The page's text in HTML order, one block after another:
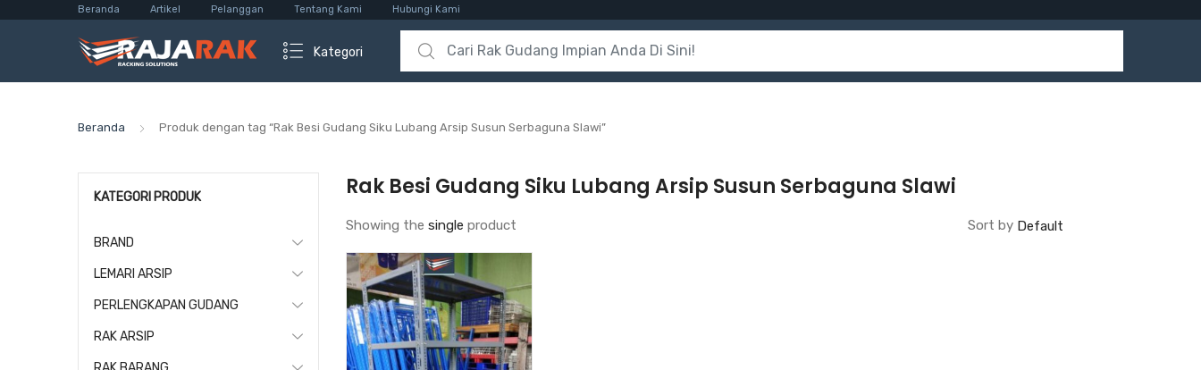
Beranda Artikel Pelanggan Tentang Kami Hubungi Kami
Kategori
Search for:
Beranda Produk dengan tag “Rak Besi Gudang Siku Lubang Arsip Susun Serbaguna Slawi”
Rak Besi Gudang Siku Lubang Arsip Susun Serbaguna Slawi
Showing the single product Sort by
KATEGORI PRODUK
BRAND
LEMARI ARSIP
PERLENGKAPAN GUDANG
RAK ARSIP